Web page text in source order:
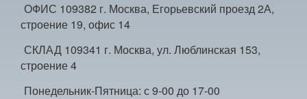
ОФИС 109382 г. Москва, Егорьевский проезд 2А,
строение 19, офис 14
СКЛАД 109341 г. Москва, ул. Люблинская 153,
строение 4
Понедельник-Пятница: с 9-00 до 17-00